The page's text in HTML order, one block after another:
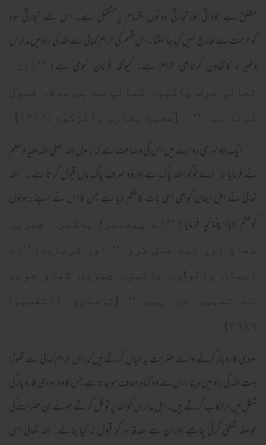
مطلق ہے جوذاتی اورتجارتی دونوں اقسام پرمشتمل ہے۔ اس لئے تجارتی سود
کوحرمت سے خارج نہیں کیا جا سکتا۔ اس قسم کی حرام کمائی سے اللہ کی راہ میں مدارس
وغیر ہ کاتعاون کرنابھی حرام ہے۔ کیونکہ فرمان نبوی ہے: ’’اللہ
تعالیٰ صرف پاکیزہ کمائی سے ہی صدقہ قبول
کرتا ہے ۔‘‘ [صحیح بخاری ،الزکوٰۃ :۱۴۱۰]
ایک دوسری روایت میں اس کی وضاحت ہے کہ رسول اللہ صلی اللہ علیہ وسلم
نے فرمایا :’’اے لوگو!اللہ پاک ہے اوروہ صرف پاک مال قبول کرتا ہے۔‘‘ اللہ
تعالیٰ نے اہل ایمان کوبھی اسی بات کاحکم دیا ہے جس کااس نے اپنے رسولوں
کوحکم دیا، چنانچہ فرمایا: ’’اے پیغمبر! پاکیزہ چیزیں
کھاؤ اور نیک عمل کرو۔‘‘ اور فرمایا: ’’اے
ایمان والو!وہ پاکیزہ چیزیں کھاؤ جوہم
نے تمہیں دی ہیں۔‘‘ [ترمذی، التفسیر:
۲۹۸۹]
سودی کاروبار کرنے والے حضرات یہ خیال کرتے ہیں کہ اس حرام کمائی سے تھوڑا
بہت اللہ کی راہ میں دینا ،اس سے وہ گناہ معاف ہوجاتا ہے جس کا وہ سودی کاروبار کی
شکل میں ارتکاب کرتے ہیں۔ اہل مدارس کواللہ پرتوکل کرتے ہوئے ان حضرات کی
حوصلہ شکنی کرنی چاہیے اوران سے صدقہ ہرگز قبول نہ کیا جائے۔ اللہ تعالیٰ اس